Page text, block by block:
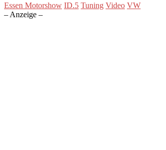
Essen Motorshow ID.5 Tuning Video VW
– Anzeige –